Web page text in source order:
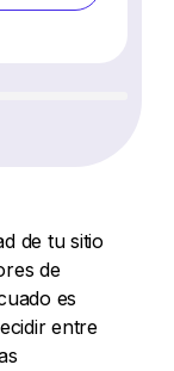
de tu sitio
de
es
entre